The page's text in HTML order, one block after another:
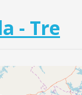
- Tre